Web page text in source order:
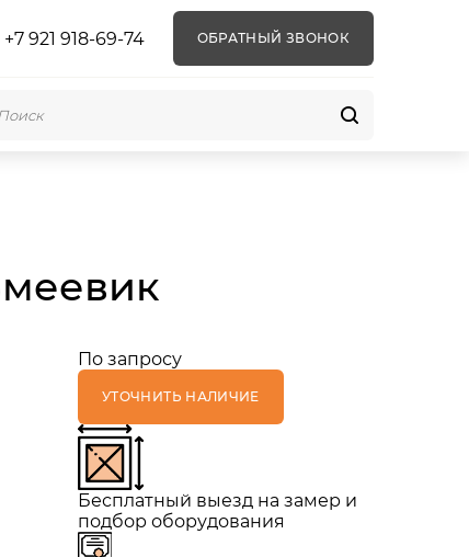
+7 921 918-69-74 ОБРАТНЫЙ ЗВОНОК
По запросу
УТОЧНИТЬ НАЛИЧИЕ
Бесплатный выезд на замер и
подбор оборудования